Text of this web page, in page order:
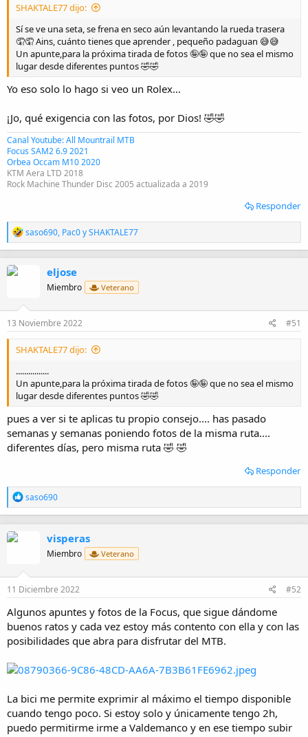
SHAKTALE77 dijo:
Sí se ve una seta, se frena en seco aún levantando la rueda trasera
🤦🤦 Ains, cuánto tienes que aprender , pequeño padaguan 😅😅
Un apunte,para la próxima tirada de fotos 🤪🤪 que no sea el mismo
lugar desde diferentes puntos 🤣🤣
Yo eso solo lo hago si veo un Rolex…
¡Jo, qué exigencia con las fotos, por Dios! 🤣🤣
Canal Youtube: All Mountrail MTB
Focus SAM2 6.9 2021
Orbea Occam M10 2020
KTM Aera LTD 2018
Rock Machine Thunder Disc 2005 actualizada a 2019
Responder
R
e
a
n
e
s
saso690, Pac0ySHAKTALE77
eljose
Miembro Veterano
13 Noviembre 2022 #51
SHAKTALE77 dijo:
................
Un apunte,para la próxima tirada de fotos 🤪🤪 que no sea el mismo
lugar desde diferentes puntos 🤣🤣
pues a ver si te aplicas tu propio consejo.... has pasado
semanas y semanas poniendo fotos de la misma ruta....
diferentes días, pero misma ruta 🤣 🤣
Responder
R
e
a
n
e
s
saso690
visperas
Miembro Veterano
11 Diciembre 2022 #52
Algunos apuntes y fotos de la Focus, que sigue dándome
buenos ratos y cada vez estoy más contento con ella y con las
posibilidades que abra para disfrutar del MTB.
La bici me permite exprimir al máximo el tiempo disponible
cuando tengo poco. Si estoy solo y únicamente tengo 2h,
puedo permitirme irme a Valdemanco y en ese tiempo subir